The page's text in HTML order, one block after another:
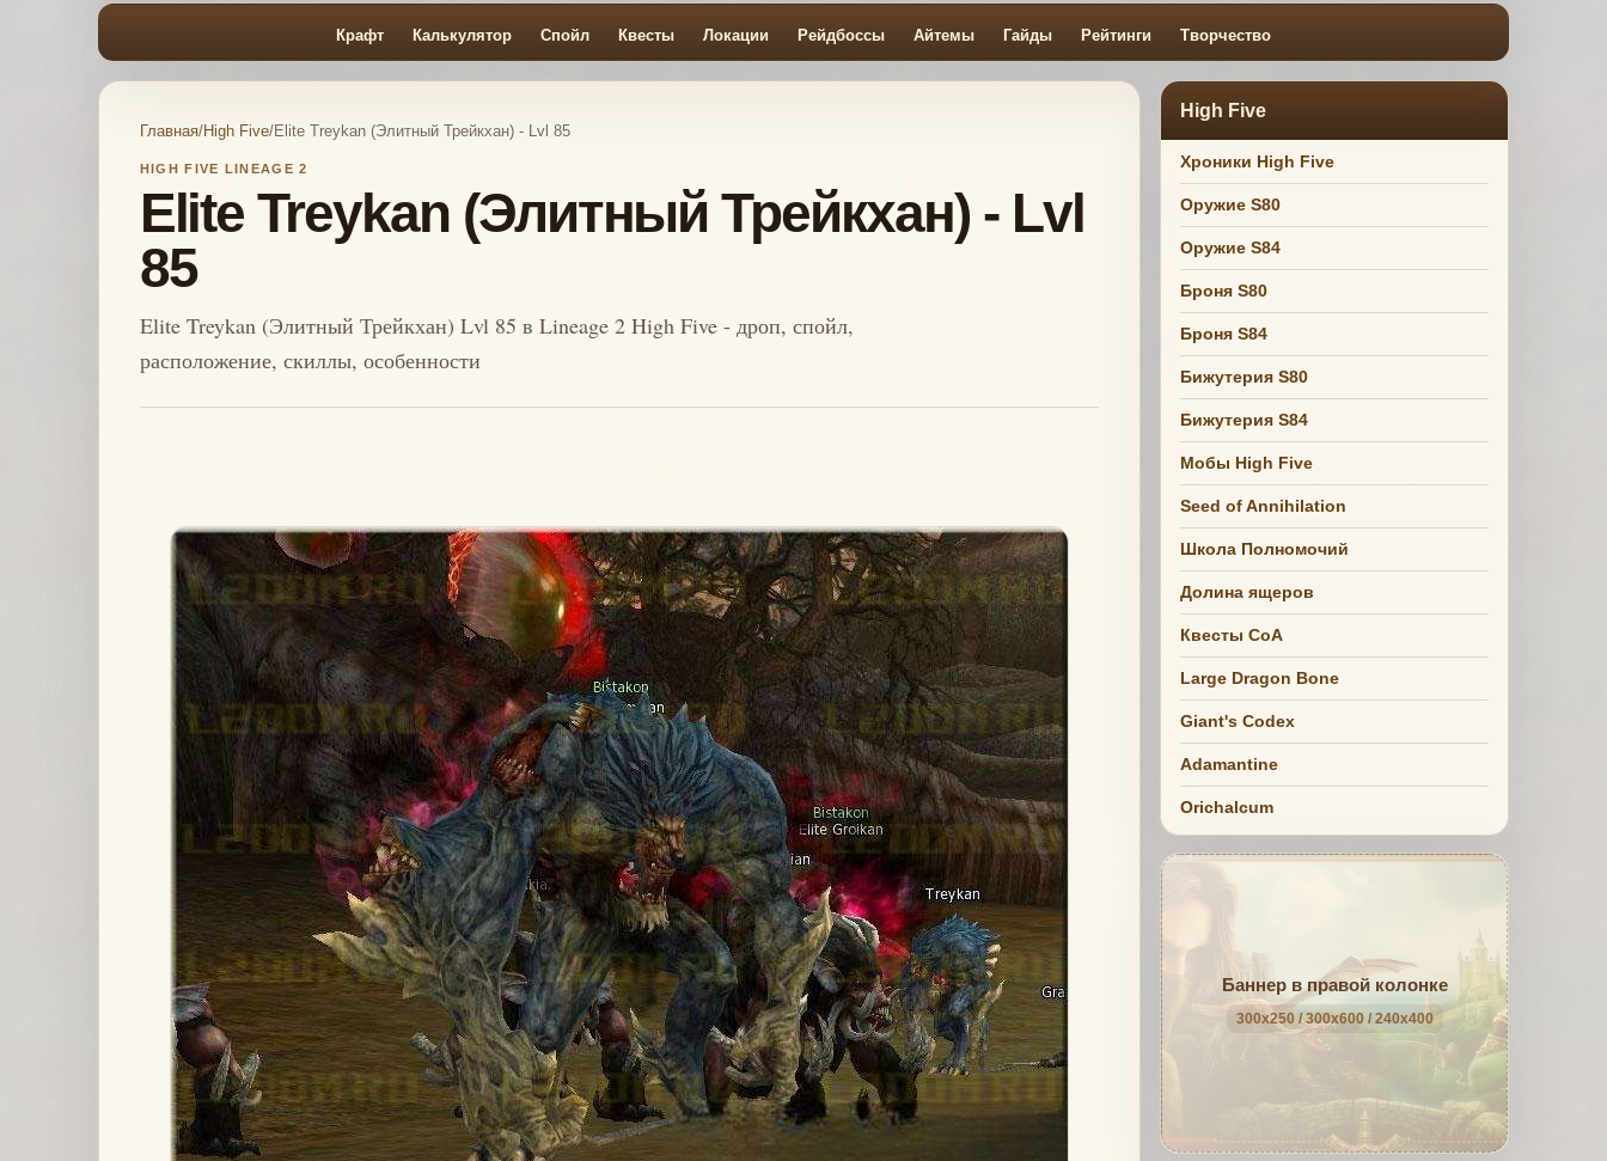
Крафт Калькулятор Спойл Квесты Локации Рейдбоссы Айтемы Гайды Рейтинги Творчество
Главная/High Five/Elite Treykan (Элитный Трейкхан) - Lvl 85
HIGH FIVE LINEAGE 2
Elite Treykan (Элитный Трейкхан) - Lvl
85
Elite Treykan (Элитный Трейкхан) Lvl 85 в Lineage 2 High Five - дроп, спойл,
расположение, скиллы, особенности
High Five
Хроники High Five
Оружие S80
Оружие S84
Броня S80
Броня S84
Бижутерия S80
Бижутерия S84
Мобы High Five
Seed of Annihilation
Школа Полномочий
Долина ящеров
Квесты СоА
Large Dragon Bone
Giant's Codex
Adamantine
Orichalcum
Баннер в правой колонке
300x250 / 300x600 / 240x400